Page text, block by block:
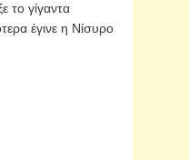
το γίγαντα
έγινε η Νίσυρο